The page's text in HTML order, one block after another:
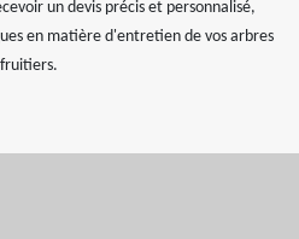
un devis précis et personnalisé,
en matière d'entretien de vos arbres
fruitiers.